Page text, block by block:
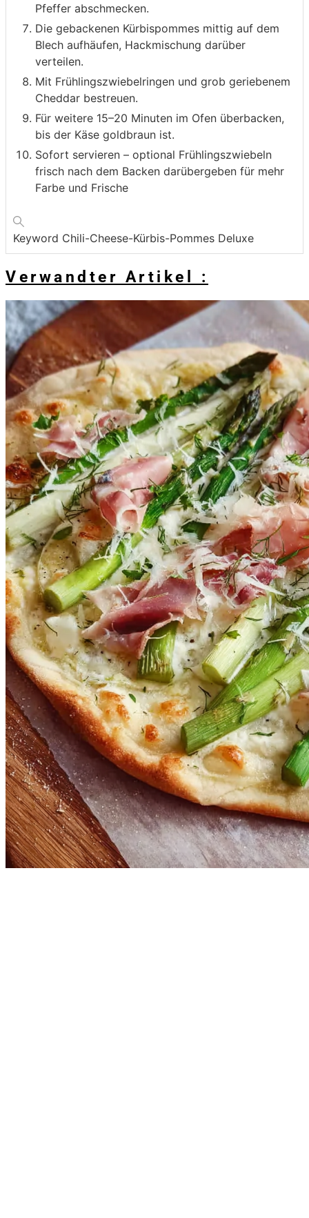
Pfeffer abschmecken.
Die gebackenen Kürbispommes mittig auf dem
Blech aufhäufen, Hackmischung darüber
verteilen.
Mit Frühlingszwiebelringen und grob geriebenem
Cheddar bestreuen.
Für weitere 15–20 Minuten im Ofen überbacken,
bis der Käse goldbraun ist.
Sofort servieren – optional Frühlingszwiebeln
frisch nach dem Backen darübergeben für mehr
Farbe und Frische
Keyword Chili-Cheese-Kürbis-Pommes Deluxe
Verwandter Artikel :